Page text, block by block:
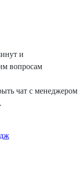
и
вопросам
чат с менеджером